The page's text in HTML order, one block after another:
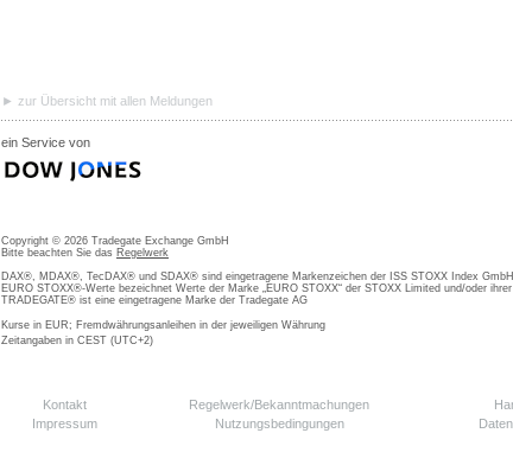
zur Übersicht mit allen Meldungen
ein Service von
Copyright © 2026 Tradegate Exchange GmbH
Bitte beachten Sie das Regelwerk
DAX®, MDAX®, TecDAX® und SDAX® sind eingetragene Markenzeichen der ISS STOXX Index GmbH
EURO STOXX®-Werte bezeichnet Werte der Marke „EURO STOXX“ der STOXX Limited und/oder
TRADEGATE® ist eine eingetragene Marke der Tradegate AG
Kurse in EUR; Fremdwährungsanleihen in der jeweiligen Währung
Zeitangaben in CEST (UTC+2)
Kontakt Regelwerk/Bekanntmachungen
Impressum
Nutzungsbedingungen